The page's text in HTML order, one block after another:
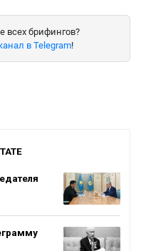
всех брифингов?
в Telegram!